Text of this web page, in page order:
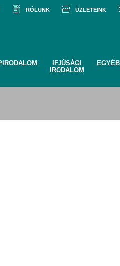
RÓLUNK ÜZLETEINK
IFJÚSÁGI
IRODALOM
EGYÉB